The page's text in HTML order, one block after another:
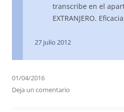
transcribe en el
EXTRANJERO.
27 julio 2012
01/04/2016
Deja un comentario